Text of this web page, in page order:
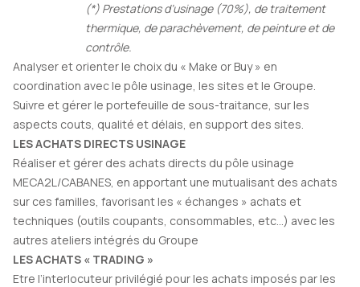
(*) Prestations d’usinage (70%), de traitement
thermique, de parachèvement, de peinture et de
contrôle.
Analyser et orienter le choix du « Make or Buy » en
coordination avec le pôle usinage, les sites et le Groupe.
Suivre et gérer le portefeuille de sous-traitance, sur les
aspects couts, qualité et délais, en support des sites.
LES ACHATS DIRECTS USINAGE
Réaliser et gérer des achats directs du pôle usinage
MECA2L/CABANES, en apportant une mutualisant des achats
sur ces familles, favorisant les « échanges » achats et
techniques (outils coupants, consommables, etc…) avec les
autres ateliers intégrés du Groupe
LES ACHATS « TRADING »
Etre l’interlocuteur privilégié pour les achats imposés par les